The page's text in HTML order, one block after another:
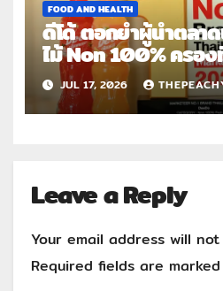
FOOD AND HEALTH
ดีโด้ ตอกย้ำผู้นำตลา
ไม้ Non 100% ครอง
บริโภค 8 ปีซ้อน คว้า
รางวัล Marketeer
Thailand 2025-
JUL 17, 2026
Leave a Reply
Your email address will
Required fields are marked